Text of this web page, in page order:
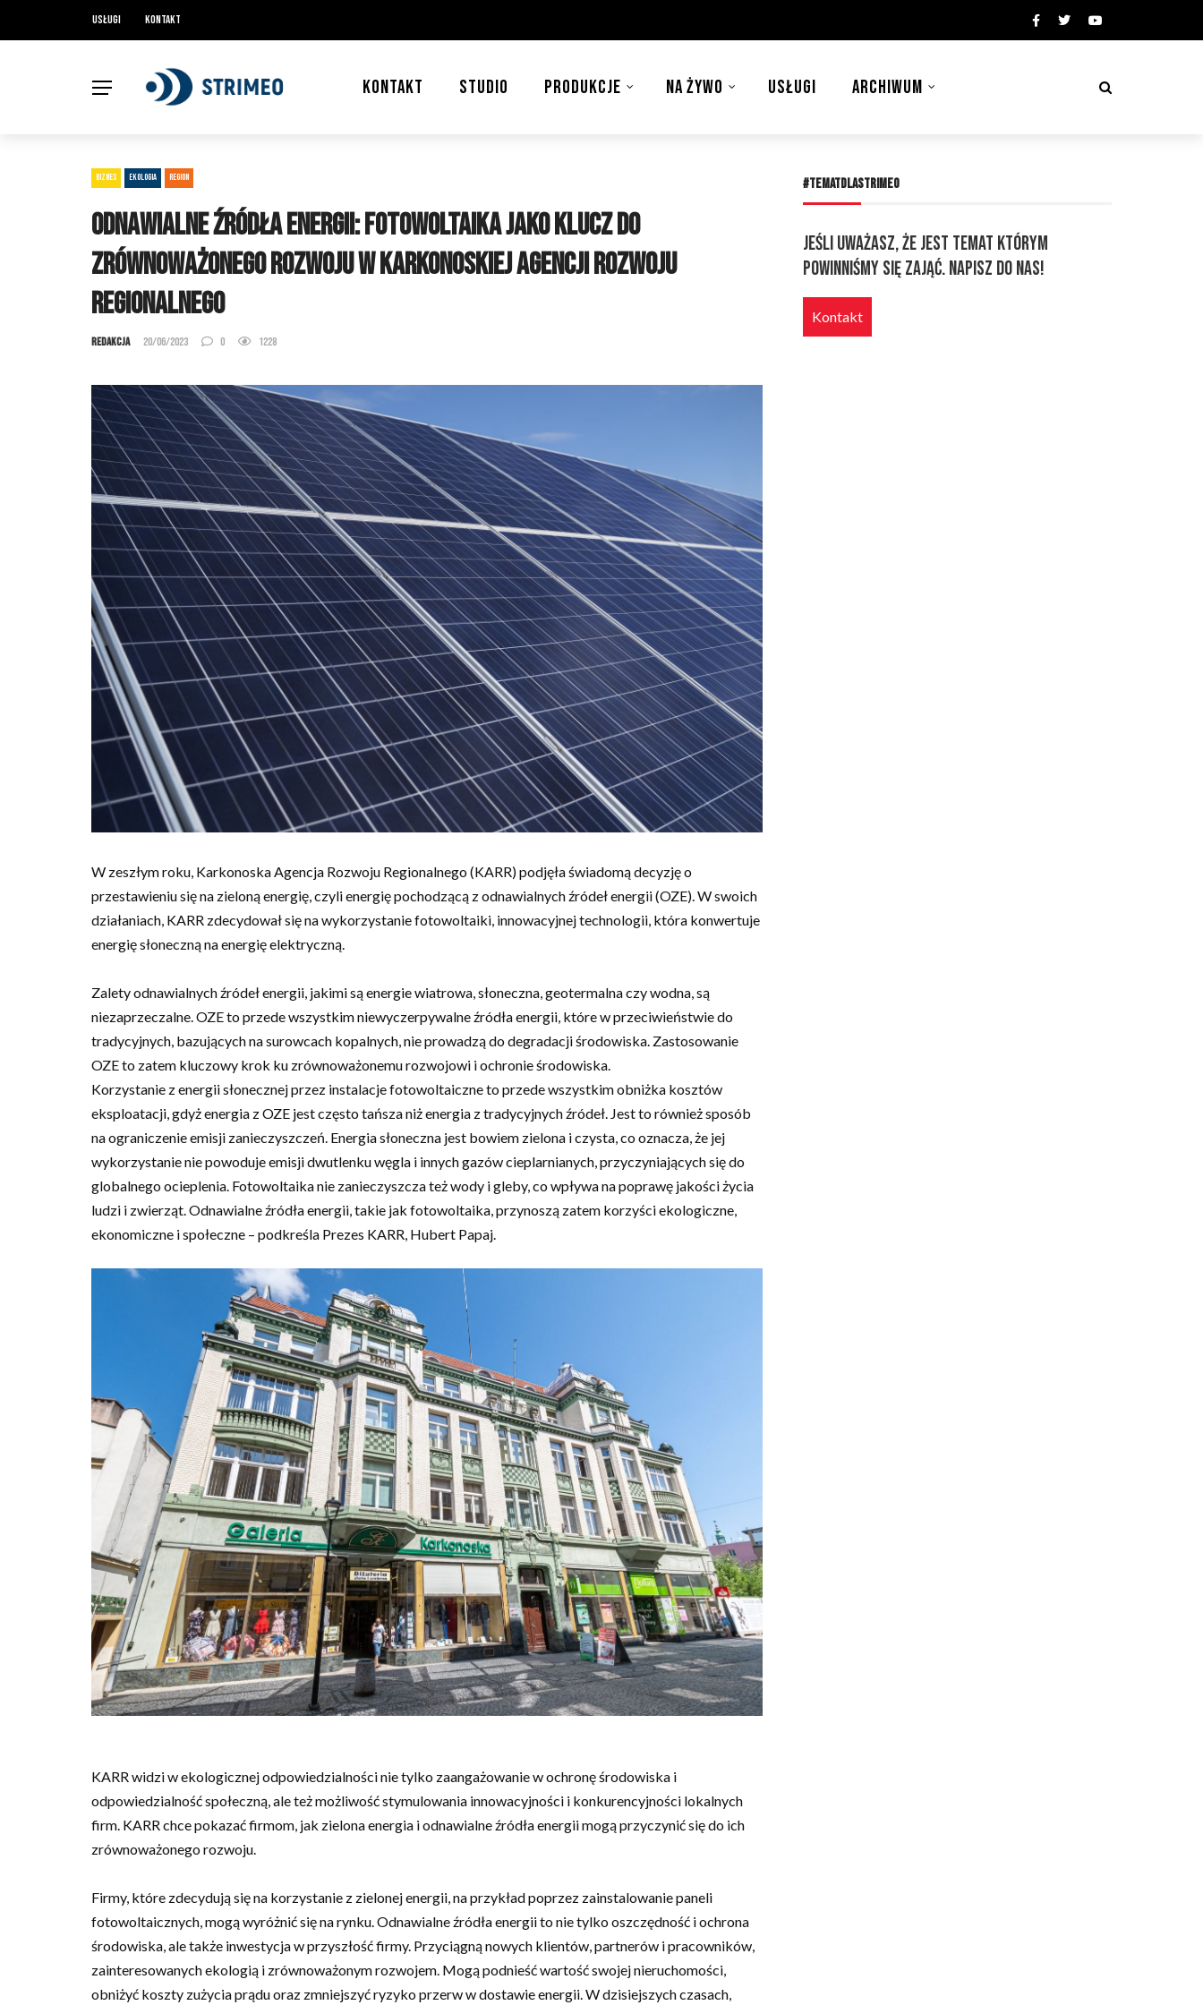
Usługi Kontakt
KONTAKT STUDIO PRODUKCJE NA ŻYWO USŁUGI ARCHIWUM
BIZNES EKOLOGIA REGION
Odnawialne Źródła Energii: Fotowoltaika jako klucz do
Zrównoważonego Rozwoju w Karkonoskiej Agencji Rozwoju
Regionalnego
Redakcja 20/06/2023 0 1228
W zeszłym roku, Karkonoska Agencja Rozwoju Regionalnego (KARR) podjęła świadomą decyzję o
przestawieniu się na zieloną energię, czyli energię pochodzącą z odnawialnych źródeł energii (OZE). W swoich
działaniach, KARR zdecydował się na wykorzystanie fotowoltaiki, innowacyjnej technologii, która konwertuje
energię słoneczną na energię elektryczną.
Zalety odnawialnych źródeł energii, jakimi są energie wiatrowa, słoneczna, geotermalna czy wodna, są
niezaprzeczalne. OZE to przede wszystkim niewyczerpywalne źródła energii, które w przeciwieństwie do
tradycyjnych, bazujących na surowcach kopalnych, nie prowadzą do degradacji środowiska. Zastosowanie
OZE to zatem kluczowy krok ku zrównoważonemu rozwojowi i ochronie środowiska.
Korzystanie z energii słonecznej przez instalacje fotowoltaiczne to przede wszystkim obniżka kosztów
eksploatacji, gdyż energia z OZE jest często tańsza niż energia z tradycyjnych źródeł. Jest to również sposób
na ograniczenie emisji zanieczyszczeń. Energia słoneczna jest bowiem zielona i czysta, co oznacza, że jej
wykorzystanie nie powoduje emisji dwutlenku węgla i innych gazów cieplarnianych, przyczyniających się do
globalnego ocieplenia. Fotowoltaika nie zanieczyszcza też wody i gleby, co wpływa na poprawę jakości życia
ludzi i zwierząt. Odnawialne źródła energii, takie jak fotowoltaika, przynoszą zatem korzyści ekologiczne,
ekonomiczne i społeczne – podkreśla Prezes KARR, Hubert Papaj.
KARR widzi w ekologicznej odpowiedzialności nie tylko zaangażowanie w ochronę środowiska i
odpowiedzialność społeczną, ale też możliwość stymulowania innowacyjności i konkurencyjności lokalnych
firm. KARR chce pokazać firmom, jak zielona energia i odnawialne źródła energii mogą przyczynić się do ich
zrównoważonego rozwoju.
Firmy, które zdecydują się na korzystanie z zielonej energii, na przykład poprzez zainstalowanie paneli
fotowoltaicznych, mogą wyróżnić się na rynku. Odnawialne źródła energii to nie tylko oszczędność i ochrona
środowiska, ale także inwestycja w przyszłość firmy. Przyciągną nowych klientów, partnerów i pracowników,
zainteresowanych ekologią i zrównoważonym rozwojem. Mogą podnieść wartość swojej nieruchomości,
obniżyć koszty zużycia prądu oraz zmniejszyć ryzyko przerw w dostawie energii. W dzisiejszych czasach,
#TEMATDLASTRIMEO
Jeśli uważasz, że jest temat którym
powinniśmy się zająć. Napisz do nas!
Kontakt